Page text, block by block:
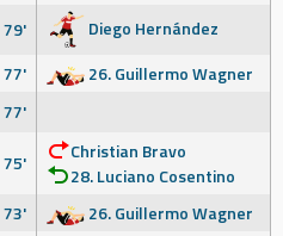
79'
Diego Hernández
77'
26. Guillermo Wagner
77'
75'
Christian Bravo
28. Luciano Cosentino
73'
26. Guillermo Wagner